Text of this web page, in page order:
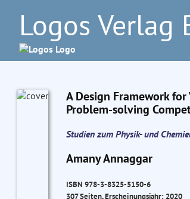
Logos Verlag
A Design Framework
Problem-solving
Studien zum Physik- und
Amany Annaggar
ISBN 978-3-8325-5150-6
307 Seiten, Erscheinungsjahr: 2020